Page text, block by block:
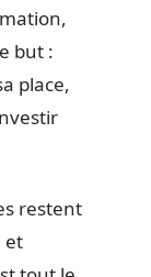
but :
place,
restent
et